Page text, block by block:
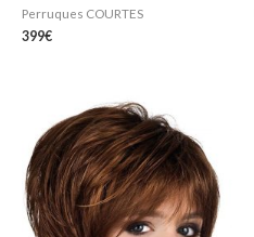
Perruques COURTES
399€